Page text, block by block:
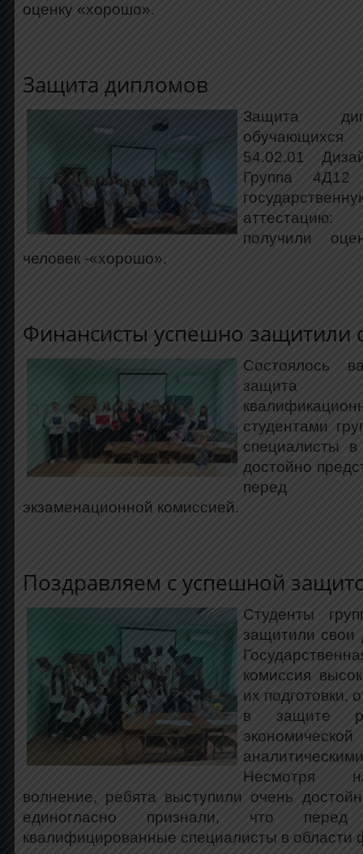
оценку «хорошо».
Защита дипломов
Защита
обучающихся
54.02.01
Группа
получили
человек -«хорошо».
Финансисты успешно защитили
Состоялось
защита
студентами
специалисты
достойно
перед
экзаменационной комиссией.
Поздравляем с успешной
Студенты
защитили
комиссия
их подготовки,
в защите
Несмотря
волнение, ребята выступили очень
единогласно признали, что
квалифицированные специалисты в области